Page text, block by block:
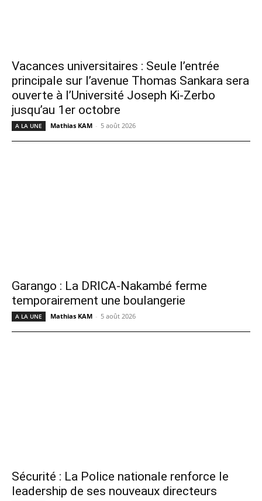
Vacances universitaires : Seule l’entrée
principale sur l’avenue Thomas Sankara sera
ouverte à l’Université Joseph Ki-Zerbo
jusqu’au 1er octobre
A LA UNE Mathias KAM - 5 août 2026
Garango : La DRICA-Nakambé ferme
temporairement une boulangerie
A LA UNE Mathias KAM - 5 août 2026
Sécurité : La Police nationale renforce le
leadership de ses nouveaux directeurs